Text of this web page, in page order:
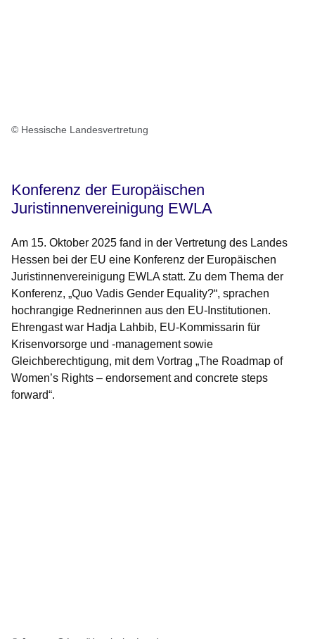
© Hessische Landesvertretung
Konferenz der Europäischen
Juristinnenvereinigung EWLA
Am 15. Oktober 2025 fand in der Vertretung des Landes
Hessen bei der EU eine Konferenz der Europäischen
Juristinnenvereinigung EWLA statt. Zu dem Thema der
Konferenz, „Quo Vadis Gender Equality?“, sprachen
hochrangige Rednerinnen aus den EU-Institutionen.
Ehrengast war Hadja Lahbib, EU-Kommissarin für
Krisenvorsorge und ‑management sowie
Gleichberechtigung, mit dem Vortrag „The Roadmap of
Women’s Rights – endorsement and concrete steps
forward“.